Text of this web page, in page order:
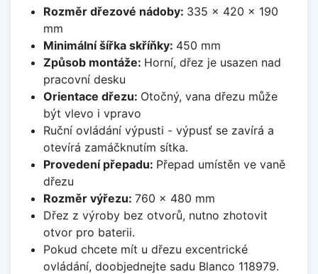
Rozměr dřezové nádoby: 335 x 420 x 190
mm
Minimální šířka skříňky: 450 mm
Způsob montáže: Horní, dřez je usazen nad
pracovní desku
Orientace dřezu: Otočný, vana dřezu může
být vlevo i vpravo
Ruční ovládání výpusti - výpusť se zavírá a
otevírá zamáčknutím sítka.
Provedení přepadu: Přepad umístěn ve vaně
dřezu
Rozměr výřezu: 760 x 480 mm
Dřez z výroby bez otvorů, nutno zhotovit
otvor pro baterii.
Pokud chcete mít u dřezu excentrické
ovládání, doobjednejte sadu Blanco 118979.